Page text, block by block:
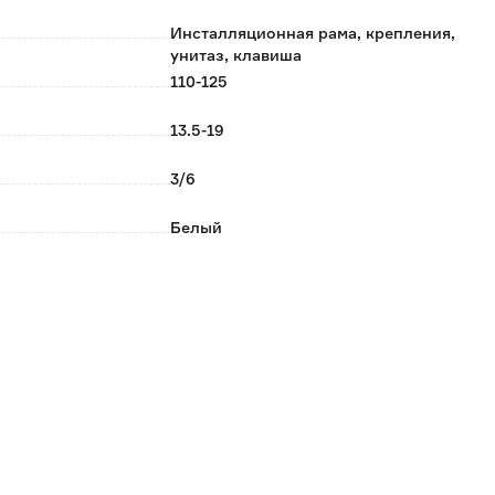
керамики.
устойчивого к появлению царапин и
картона.
Инсталляционная рама, крепления,
унитаз, клавиша
110-125
13.5-19
3/6
Белый